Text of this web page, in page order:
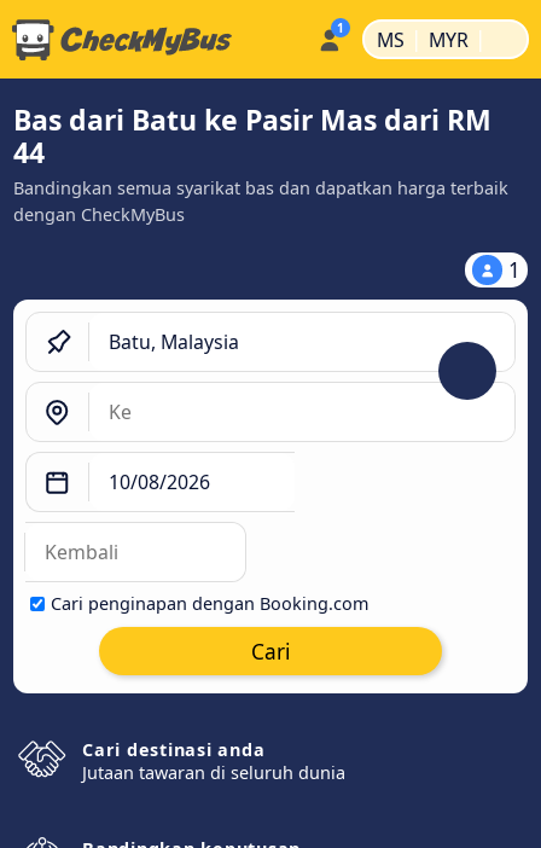
MS | MYR |
Bas dari Batu ke Pasir Mas dari RM
44
Bandingkan semua syarikat bas dan dapatkan harga terbaik
dengan CheckMyBus
1
Cari penginapan dengan Booking.com
Cari
Cari destinasi anda
Jutaan tawaran di seluruh dunia